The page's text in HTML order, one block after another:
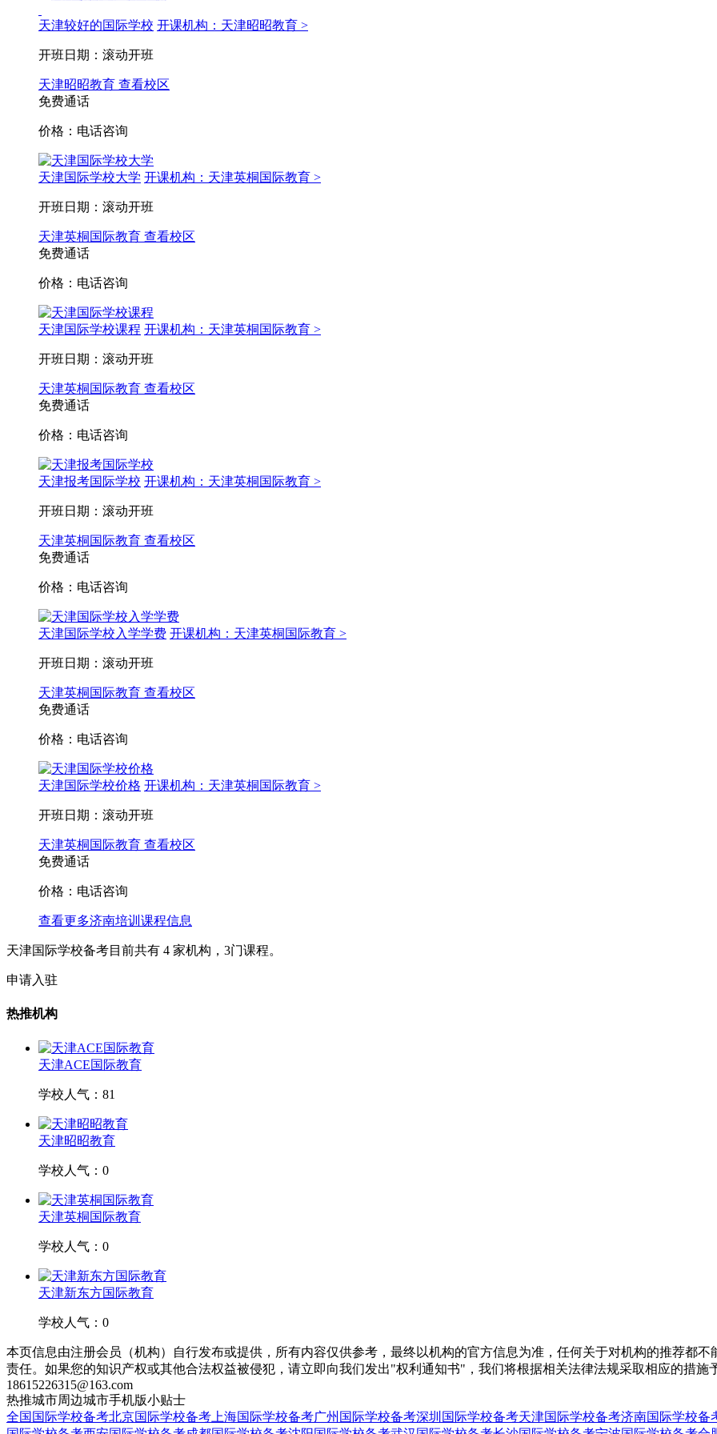
天津较好的国际学校 开课机构：天津昭昭教育 >
开班日期：滚动开班
天津昭昭教育 查看校区
免费通话
价格：电话咨询
天津国际学校大学 开课机构：天津英桐国际教育 >
开班日期：滚动开班
天津英桐国际教育 查看校区
免费通话
价格：电话咨询
天津国际学校课程 开课机构：天津英桐国际教育 >
开班日期：滚动开班
天津英桐国际教育 查看校区
免费通话
价格：电话咨询
天津报考国际学校 开课机构：天津英桐国际教育 >
开班日期：滚动开班
天津英桐国际教育 查看校区
免费通话
价格：电话咨询
天津国际学校入学学费 开课机构：天津英桐国际教育 >
开班日期：滚动开班
天津英桐国际教育 查看校区
免费通话
价格：电话咨询
天津国际学校价格 开课机构：天津英桐国际教育 >
开班日期：滚动开班
天津英桐国际教育 查看校区
免费通话
价格：电话咨询
查看更多济南培训课程信息
天津国际学校备考目前共有 4 家机构， 3门课程。
申请入驻
热推机构
天津ACE国际教育
学校人气：81
天津昭昭教育
学校人气：0
天津英桐国际教育
学校人气：0
天津新东方国际教育
学校人气：0
本页信息由注册会员（机构）自行发布或提供，所有内容仅供参考，最终以机构的官方信息为准，任何关于对机构的推荐都
责任。如果您的知识产权或其他合法权益被侵犯，请立即向我们发出"权利通知书"，我们将根据相关法律法规采取相应的措
18615226315@163.com
热推城市周边城市手机版小贴士
全国国际学校备考北京国际学校备考 上海国际学校备考广州国际学校备考深圳国际学校备考天津国际学校备考济南国际学校备